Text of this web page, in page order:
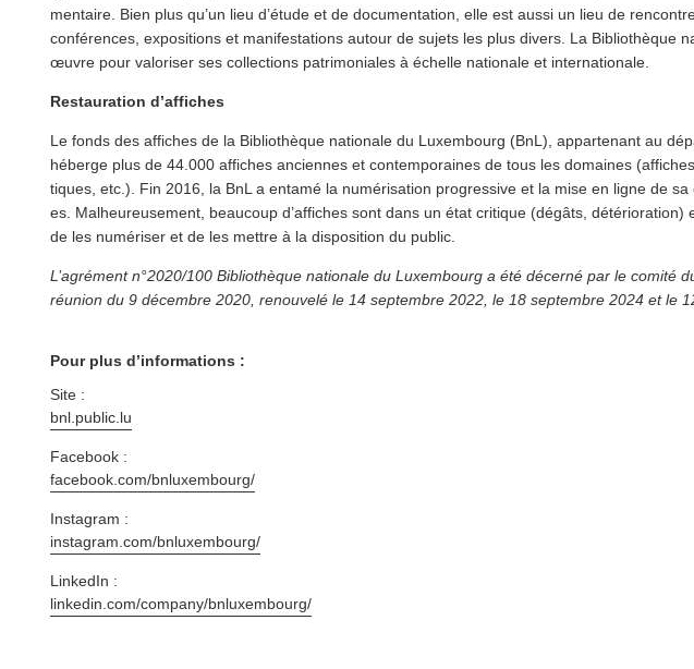
men­taire. Bien plus qu’un lieu d’étude et de doc­u­men­ta­tion, elle est aussi un lieu de
conférences, expositions et man­i­fes­ta­tions autour de sujets les plus divers. La Bib­lio­thèque
œuvre pour valoriser ses collections pat­ri­mo­ni­ales à échelle nationale et internationale.
Restau­ra­tion d’affiches
Le fonds des affiches de la Bib­lio­thèque nationale du Luxembourg (BnL), appartenant au
héberge plus de 44.000 affiches anciennes et con­tem­po­raines de tous les domaines
tiques, etc.). Fin 2016, la BnL a entamé la numéri­sa­tion progressive et la mise en ligne de
es. Mal­heureuse­ment, beaucoup d’affiches sont dans un état critique (dégâts, détéri­o­ra­tion)
de les numériser et de les mettre à la disposition du public.
L’agrément n°2020/100 Bib­lio­thèque nationale du Luxembourg a été décerné par le comité
réunion du 9 décembre 2020, renouvelé le 14 septembre 2022, le 18 septembre 2024 et le
Pour plus d’informations :
Site :
bnl​.public​.lu
Facebook :
facebook​.com/​b​n​l​u​x​e​m​b​ourg/
Instagram :
instagram​.com/​b​n​l​u​x​e​m​b​ourg/
LinkedIn :
linkedin​.com/​c​o​m​p​a​n​y​/​b​n​l​u​x​e​m​b​ourg/